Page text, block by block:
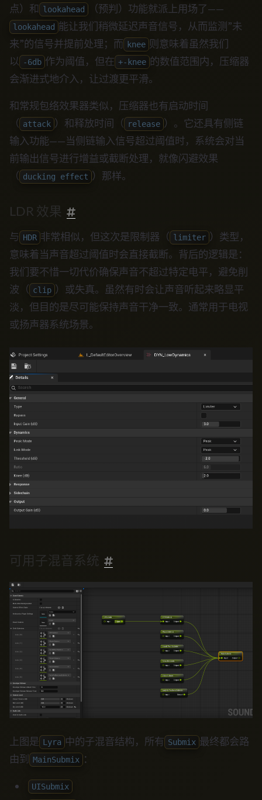
点）和 lookahead （预判）功能就派上用场了——
lookahead 能让我们稍微延迟声音信号，从而监测”未
来”的信号并提前处理；而
knee 则意味着虽然我们
以 -6db 作为阈值，但在 +-knee 的数值范围内，压缩器
会渐进式地介入，让过渡更平滑。
和常规包络效果器类似，压缩器也有启动时间
（ attack ）和释放时间（ release ）。它还具有侧链
输入功能——当侧链输入信号超过阈值时，系统会对当
前输出信号进行增益或截断处理，就像闪避效果
（ ducking effect ）那样。
LDR 效果
与 HDR 非常相似，但这次是限制器（ limiter ）类型，
意味着当声音超过阈值时会直接截断。背后的逻辑是：
我们要不惜一切代价确保声音不超过特定电平，避免削
波（ clip ）或失真。虽然有时会让声音听起来略显平
淡，但目的是尽可能保持声音干净一致。通常用于电视
或扬声器系统场景。
可用子混音系统
上图是 Lyra 中的子混音结构，所有 Submix 最终都会路
由到
MainSubmix ：
UISubmix